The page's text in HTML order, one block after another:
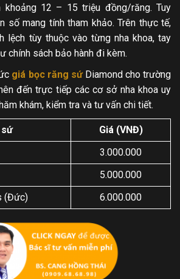
khoảng 12 – 15 triệu đồng/răng. Tuy
số mang tính tham khảo. Trên thực tế,
lệch tùy thuộc vào từng nha khoa, tay
chính sách bảo hành đi kèm.
giá bọc răng sứDiamond cho trường
đến trực tiếp các cơ sở nha khoa uy
khám, kiểm tra và tư vấn chi tiết.
sứ
Giá (VNĐ)
3.000.000
5.000.000
(Đức)
6.000.000